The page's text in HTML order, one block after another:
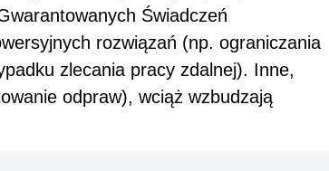
Świadczeń
rozwiązań (np. ograniczania
zlecania pracy zdalnej). Inne,
odpraw), wciąż wzbudzają